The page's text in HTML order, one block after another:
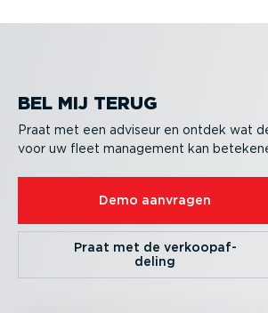
BEL MIJ TERUG
Praat met een adviseur en ontdek wat
voor uw fleet management kan
Demo aanvragen
Praat met de verkoop­af­
deling